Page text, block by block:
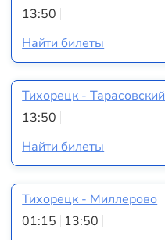
13:50
Найти билеты
Тихорецк - Тарасовский
13:50
Найти билеты
Тихорецк - Миллерово
01:15 13:50